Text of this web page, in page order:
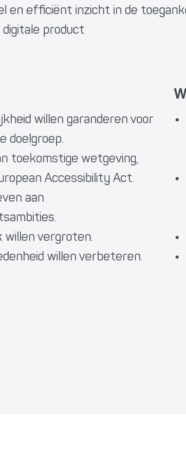
en efficiënt inzicht in de
digitale product
willen garanderen voor
doelgroep.
toekomstige wetgeving,
Accessibility Act.
aan
willen vergroten.
willen verbeteren.